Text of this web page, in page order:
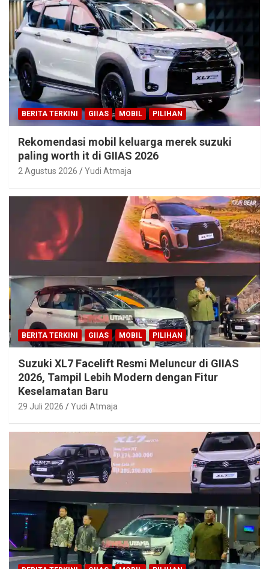
BERITA TERKINI GIIAS MOBIL PILIHAN
Rekomendasi mobil keluarga merek suzuki
paling worth it di GIIAS 2026
2 Agustus 2026 Yudi Atmaja
BERITA TERKINI GIIAS MOBIL PILIHAN
Suzuki XL7 Facelift Resmi Meluncur di GIIAS
2026, Tampil Lebih Modern dengan Fitur
Keselamatan Baru
29 Juli 2026 Yudi Atmaja